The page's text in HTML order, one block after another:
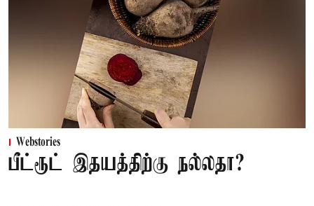
Webstories
பீட்ரூட் இதயத்திற்கு நல்லதா?